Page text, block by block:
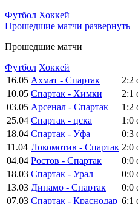
Футбол Хоккей
Прошедшие матчи развернуть
Прошедшие матчи
Футбол Хоккей
16.05 Ахмат - Спартак 2:2
10.05 Спартак - Химки 2:1
03.05 Арсенал - Спартак 1:2
25.04 Спартак - цска 1:0
18.04 Спартак - Уфа 0:3
11.04 Локомотив - Спартак 2:0
04.04 Ростов - Спартак 0:0
18.03 Спартак - Урал 0:0
13.03 Динамо - Спартак 0:0
07.03 Спартак - Краснодар 6:1